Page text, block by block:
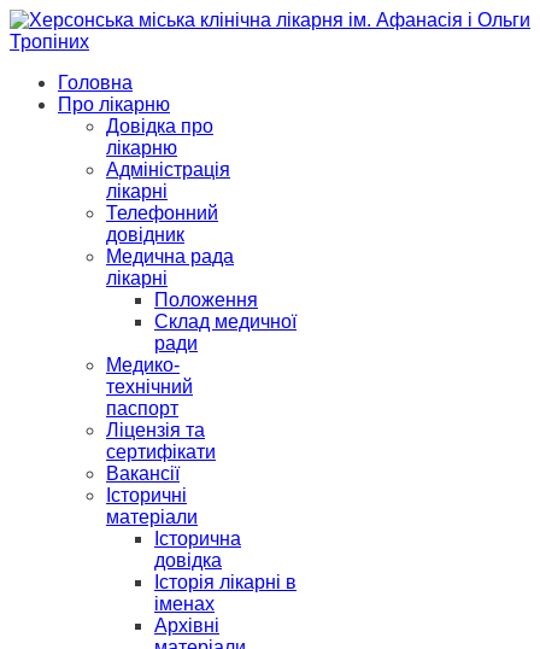
Головна
Про лікарню
Довідка про
лікарню
Адміністрація
лікарні
Телефонний
довідник
Медична рада
лікарні
Положення
Склад медичної
ради
Медико-
технічний
паспорт
Ліцензія та
сертифікати
Вакансії
Історичні
матеріали
Історична
довідка
Історія лікарні в
іменах
Архівні